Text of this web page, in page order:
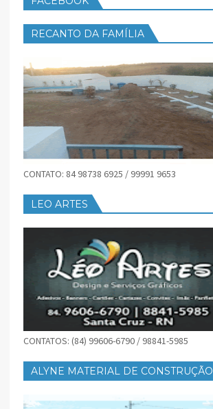
RECANTO DA FAMÍLIA
CONTATO: 84 98738 6925 / 99991 9653
LEO ARTES
CONTATOS: (84) 99606-6790 / 98841-5985
ALYNE MATERIAL DE CONSTRUÇÃO